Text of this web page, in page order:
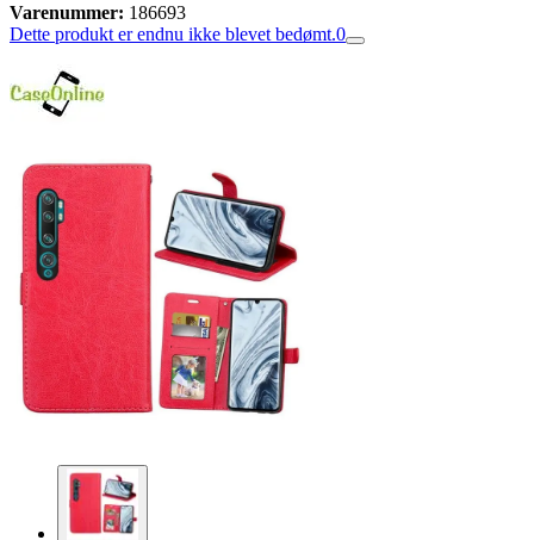
Varenummer: 186693
Dette produkt er endnu ikke blevet bedømt.0